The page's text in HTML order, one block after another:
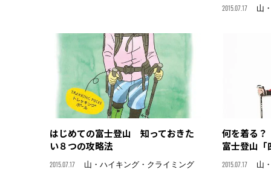
2015.07.17 山
はじめての富士登山 知っておきた
い８つの攻略法
2015.07.17 山・ハイキング・クライミング
何を着る
富士登山「
2015.07.17 山